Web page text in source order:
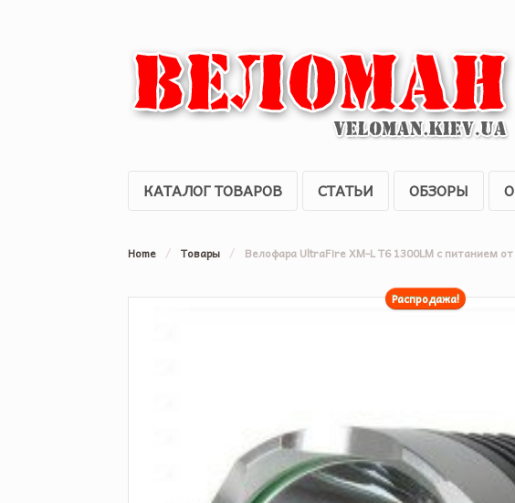
КАТАЛОГ ТОВАРОВ СТАТЬИ ОБЗОРЫ
Home / Товары / Велофара UltraFire XM-L T6 1300LM c питанием
Распродажа!